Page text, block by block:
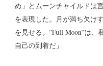
め」とムーンチャイルドは
を表現した。月が満ち欠け
を見せる。”Full Moon”は
自己の到着だ」